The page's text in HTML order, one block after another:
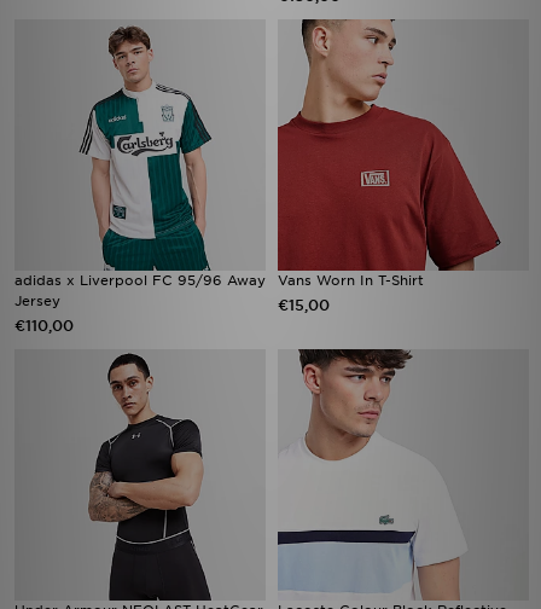
adidas x Liverpool FC 95/96 Away
Jersey
€110,00
Vans Worn In T-Shirt
€15,00